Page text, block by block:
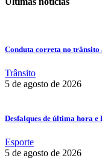
Conduta correta no trânsito
Trânsito
5 de agosto de 2026
Desfalques de última hora
Esporte
5 de agosto de 2026